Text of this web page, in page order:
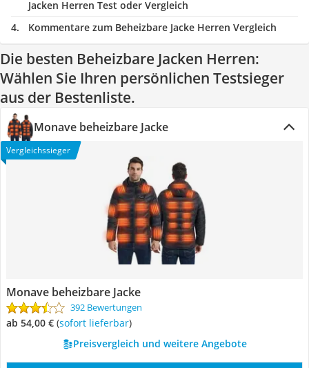
Jacken Herren Test oder Vergleich
Kommentare zum Beheizbare Jacke Herren Vergleich
Die besten Beheizbare Jacken Herren:
Wählen Sie Ihren persönlichen Testsieger
aus der Bestenliste.
Monave beheizbare Jacke
Vergleichssieger
Monave beheizbare Jacke
392 Bewertungen
ab 54,00 € ( Sofort lieferbar)
Preisvergleich und weitere Angebote